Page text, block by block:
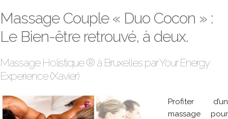
Massage Couple « Duo Cocon » :
Le Bien-être retrouvé, à deux.
Massage Holistique ® à Bruxelles par Your Energy
Experience (Xavier)
Profiter d’un
massage pour